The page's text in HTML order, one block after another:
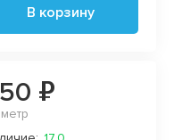
В корзину
₽